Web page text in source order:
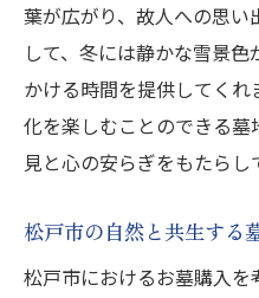
葉が広がり、故人への思い
して、冬には静かな雪景
かける時間を提供してく
化を楽しむことのできる
見と心の安らぎをもたらし
松戸市の自然と共生する
松戸市におけるお墓購入